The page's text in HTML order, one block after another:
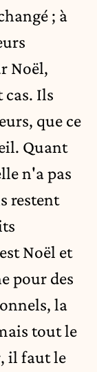
; à
Noël,
cas. Ils
que ce
Quant
n'a pas
restent
Noël et
pour des
la
tout le
il faut le